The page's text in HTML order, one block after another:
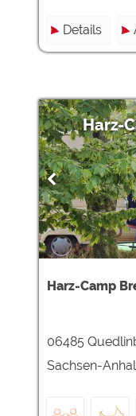
Details
Harz-
Harz-Camp
06485
Sachsen-